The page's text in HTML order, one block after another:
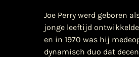
Joe Perry werd geboren
jonge leeftijd
en in 1970 was hij
dynamisch duo dat